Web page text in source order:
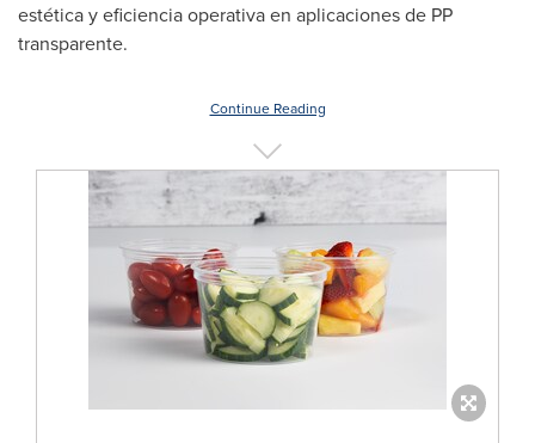
estética y eficiencia operativa en aplicaciones de PP
transparente.
Continue Reading